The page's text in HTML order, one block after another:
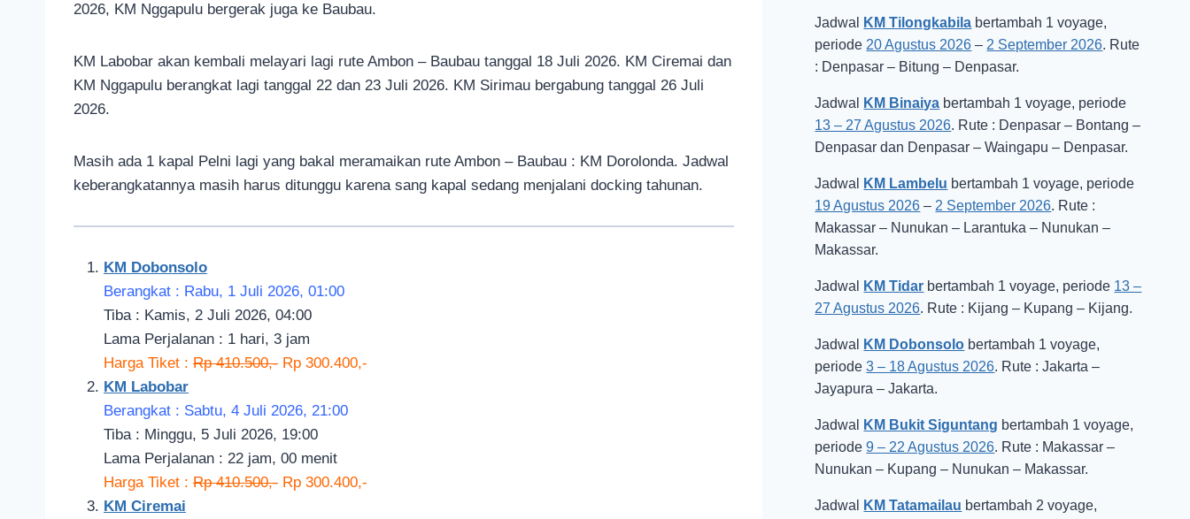
2026, KM Nggapulu bergerak juga ke Baubau.
KM Labobar akan kembali melayari lagi rute Ambon – Baubau tanggal 18 Juli 2026. KM Ciremai dan
KM Nggapulu berangkat lagi tanggal 22 dan 23 Juli 2026. KM Sirimau bergabung tanggal 26 Juli
2026.
Masih ada 1 kapal Pelni lagi yang bakal meramaikan rute Ambon – Baubau : KM Dorolonda. Jadwal
keberangkatannya masih harus ditunggu karena sang kapal sedang menjalani docking tahunan.
KM Dobonsolo
Berangkat : Rabu, 1 Juli 2026, 01:00
Tiba : Kamis, 2 Juli 2026, 04:00
Lama Perjalanan : 1 hari, 3 jam
Harga Tiket : Rp 410.500,- Rp 300.400,-
KM Labobar
Berangkat : Sabtu, 4 Juli 2026, 21:00
Tiba : Minggu, 5 Juli 2026, 19:00
Lama Perjalanan : 22 jam, 00 menit
Harga Tiket : Rp 410.500,- Rp 300.400,-
KM Ciremai
Jadwal KM Tilongkabila bertambah 1 voyage,
periode 20 Agustus 2026 – 2 September 2026. Rute
: Denpasar – Bitung – Denpasar.
Jadwal KM Binaiya bertambah 1 voyage, periode
13 – 27 Agustus 2026. Rute : Denpasar – Bontang –
Denpasar dan Denpasar – Waingapu – Denpasar.
Jadwal KM Lambelu bertambah 1 voyage, periode
19 Agustus 2026 – 2 September 2026. Rute :
Makassar – Nunukan – Larantuka – Nunukan –
Makassar.
Jadwal KM Tidar bertambah 1 voyage, periode 13 –
27 Agustus 2026. Rute : Kijang – Kupang – Kijang.
Jadwal KM Dobonsolo bertambah 1 voyage,
periode3 – 18 Agustus 2026. Rute : Jakarta –
Jayapura – Jakarta.
Jadwal KM Bukit Siguntang bertambah 1 voyage,
periode9 – 22 Agustus 2026. Rute : Makassar –
Nunukan – Kupang – Nunukan – Makassar.
Jadwal KM Tatamailau bertambah 2 voyage,